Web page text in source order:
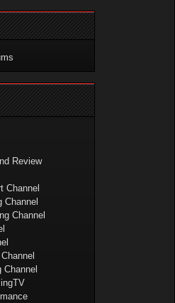
Review
Channel
Channel
Channel
Channel